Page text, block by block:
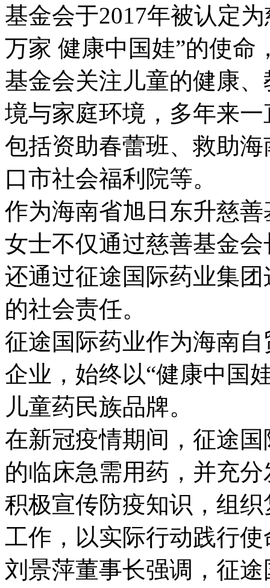
基金会于2017年被认定
万家 健康中国娃”的使命
基金会关注儿童的健康
境与家庭环境，多年来
包括资助春蕾班、救助
口市社会福利院等。
作为海南省旭日东升慈
女士不仅通过慈善基金
还通过征途国际药业集
的社会责任。
征途国际药业作为海南
企业，始终以“健康中国
儿童药民族品牌。
在新冠疫情期间，征途
的临床急需用药，并充
积极宣传防疫知识，组
工作，以实际行动践行
刘景萍董事长强调，征